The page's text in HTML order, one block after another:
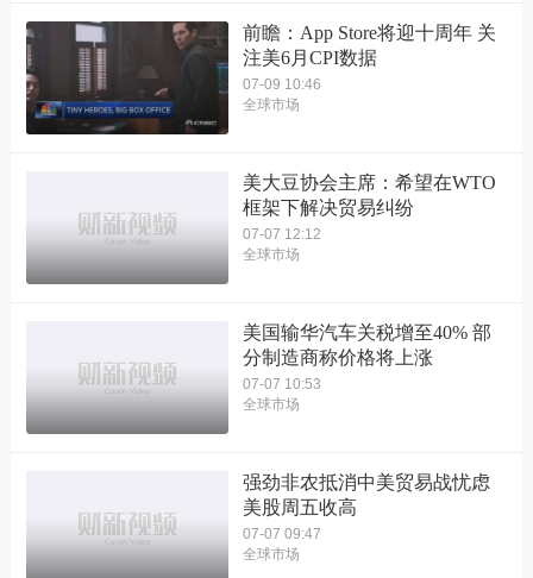
前瞻：App Store将迎十周年 关
注美6月CPI数据
07-09 10:46
全球市场
美大豆协会主席：希望在WTO
框架下解决贸易纠纷
07-07 12:12
全球市场
美国输华汽车关税增至40% 部
分制造商称价格将上涨
07-07 10:53
全球市场
强劲非农抵消中美贸易战忧虑
美股周五收高
07-07 09:47
全球市场